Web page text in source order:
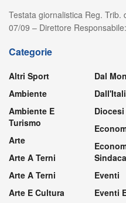
Testata giornalistica Reg. Trib.
07/09 – Direttore
Categorie
Altri Sport
Ambiente
Ambiente E
Turismo
Arte
Arte A Terni
Arte A Terni
Arte E Cultura
Dal
Diocesi
Eventi
Eventi